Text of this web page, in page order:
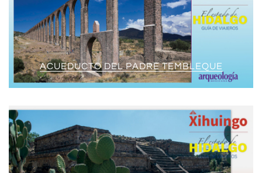
ACUEDUCTO DEL PADRE TEMBLEQUE